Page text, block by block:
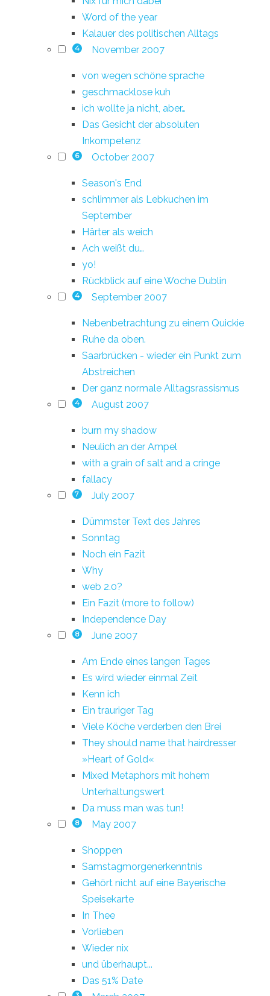
Word of the year
Kalauer des politischen Alltags
4 November 2007
von wegen schöne sprache
geschmacklose kuh
ich wollte ja nicht, aber…
Das Gesicht der absoluten
Inkompetenz
6 October 2007
Season's End
schlimmer als Lebkuchen im
September
Härter als weich
Ach weißt du…
yo!
Rückblick auf eine Woche Dublin
4 September 2007
Nebenbetrachtung zu einem Quickie
Ruhe da oben.
Saarbrücken - wieder ein Punkt zum
Abstreichen
Der ganz normale Alltagsrassismus
4 August 2007
burn my shadow
Neulich an der Ampel
with a grain of salt and a cringe
fallacy
7 July 2007
Dümmster Text des Jahres
Sonntag
Noch ein Fazit
Why
web 2.0?
Ein Fazit (more to follow)
Independence Day
8 June 2007
Am Ende eines langen Tages
Es wird wieder einmal Zeit
Kenn ich
Ein trauriger Tag
Viele Köche verderben den Brei
They should name that hairdresser
»Heart of Gold«
Mixed Metaphors mit hohem
Unterhaltungswert
Da muss man was tun!
8 May 2007
Shoppen
Samstagmorgenerkenntnis
Gehört nicht auf eine Bayerische
Speisekarte
In Thee
Vorlieben
Wieder nix
und überhaupt...
Das 51% Date